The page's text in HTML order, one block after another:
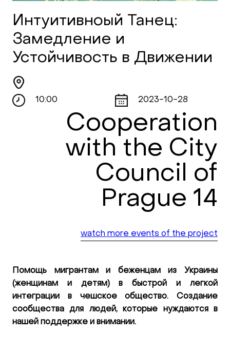
Интуитивноый Танец:
Замедление и
Устойчивость в Движении
10:00 2023-10-28
Cooperation
with the City
Council of
Prague 14
watch more events of the project
Помощь мигрантам и беженцам из Украины
(женщинам и детям) в быстрой и легкой
интеграции в чешское общество. Создание
сообщества для людей, которые нуждаются в
нашей поддержке и внимании.